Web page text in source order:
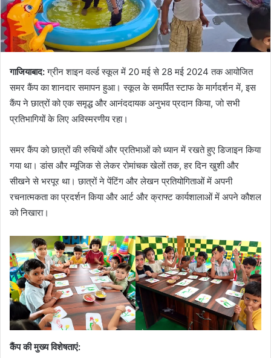
गाजियाबाद:ग्रीन शाइन वर्ल्ड स्कूल में 20 मई से 28 मई 2024 तक आयोजित
समर कैंप का शानदार समापन हुआ। स्कूल के समर्पित स्टाफ के मार्गदर्शन में, इस
कैंप ने छात्रों को एक समृद्ध और आनंददायक अनुभव प्रदान किया, जो सभी
प्रतिभागियों के लिए अविस्मरणीय रहा।
समर कैंप को छात्रों की रुचियों और प्रतिभाओं को ध्यान में रखते हुए डिजाइन किया
गया था। डांस और म्यूजिक से लेकर रोमांचक खेलों तक, हर दिन खुशी और
सीखने से भरपूर था। छात्रों ने पेंटिंग और लेखन प्रतियोगिताओं में अपनी
रचनात्मकता का प्रदर्शन किया और आर्ट और क्राफ्ट कार्यशालाओं में अपने कौशल
को निखारा।
कैंप की मुख्य विशेषताएं: